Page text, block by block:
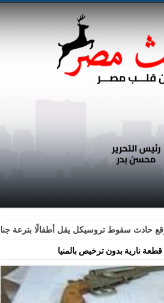
حادث سقوط تروسيكل يقل أطفالًا بترعة